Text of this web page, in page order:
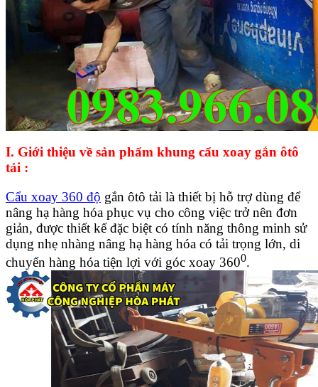
I. Giới thiệu về sản phẩm khung cẩu xoay gắn ôtô
tải :
Cẩu xoay 360 độ gắn ôtô tải là thiết bị hỗ trợ dùng để
nâng hạ hàng hóa phục vụ cho công việc trở nên đơn
giản, được thiết kế đặc biệt có tính năng thông minh sử
dụng nhẹ nhàng nâng hạ hàng hóa có tải trọng lớn, di
chuyển hàng hóa tiện lợi với góc xoay 3600.